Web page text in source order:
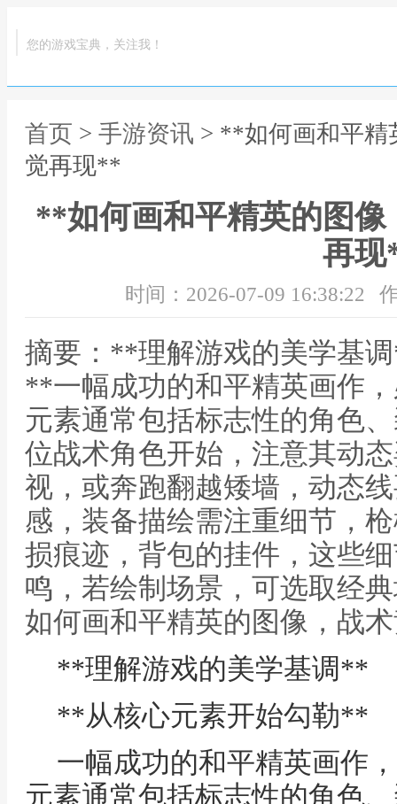
您的游戏宝典，关注我！
首页 > 手游资讯 > **如何画和平精
觉再现**
**如何画和平精英的图
再
时间：2026-07-09 16:38:22
摘要：**理解游戏的美学基
**一幅成功的和平精英画作
元素通常包括标志性的角色
位战术角色开始，注意其动
视，或奔跑翻越矮墙，动态
感，装备描绘需注重细节，
损痕迹，背包的挂件，这些
鸣，若绘制场景，可选取经
如何画和平精英的图像，战
**理解游戏的美学基调**
**从核心元素开始勾勒**
一幅成功的和平精英画作
元素通常包括标志性的角色